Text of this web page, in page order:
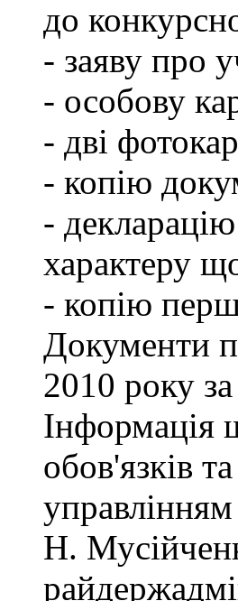
до
- заяву про
- особову
- дві
- копію
-
характеру
- копію
Документи
2010 року
Інформація
обов'язків
Н.